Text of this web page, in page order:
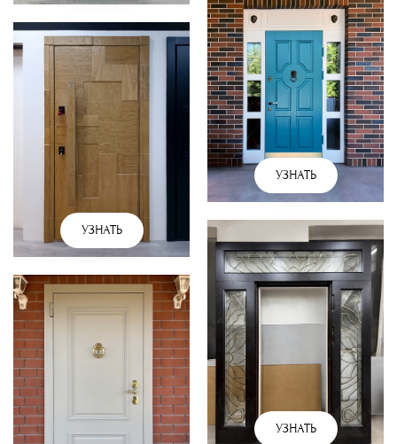
УЗНАТЬ
УЗНАТЬ
УЗНАТЬ